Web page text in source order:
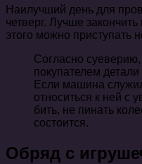
Наилучший день для
четверг. Лучше
этого можно приступать
Согласно суеверию,
покупателем
Если машина
относиться к ней с
бить, не пинать
состоится.
Обряд с